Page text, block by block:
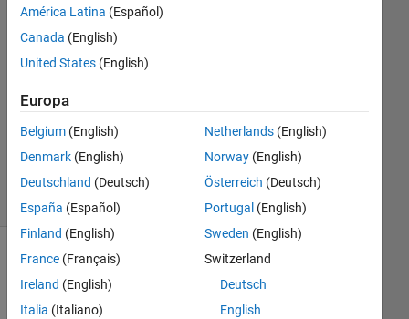
2024
2
Risposte
Aggiornato
2024
14
Visualizzazioni
(30 giorni)
América Latina (Español)
Canada (English)
United States (English)
Europa
Belgium (English)
Denmark (English)
Deutschland (Deutsch)
España (Español)
Finland (English)
France (Français)
Ireland (English)
Italia (Italiano)
Netherlands(English)
Norway(English)
Österreich (Deutsch)
Portugal (English)
Sweden (English)
Switzerland
Deutsch
English